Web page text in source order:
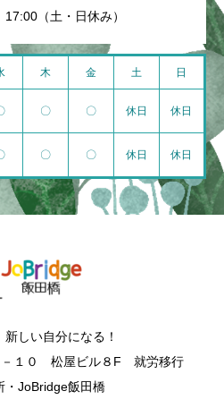
（土・日休み）
木 金 土 日
〇 〇 休日 休日
〇 〇 休日 休日
しい自分になる！
－１０ 松屋ビル８F 就労移行
・JoBridge飯田橋